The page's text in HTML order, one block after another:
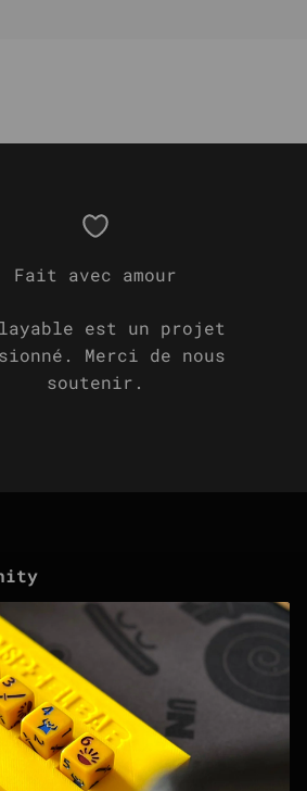
Fait avec amour
est un projet
Merci de nous
soutenir.
Teilen.
| Affiliate
Programm
DISCORDE
| Score Tracker